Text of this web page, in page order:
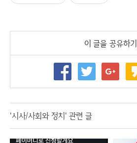
이 글을 공유하기
'시사/사회와 정치' 관련 글